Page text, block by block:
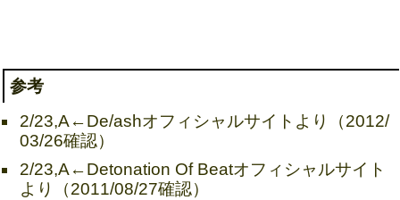
参考
2/23,A←De/ashオフィシャルサイトより（2012/
03/26確認）
2/23,A←Detonation Of Beatオフィシャルサイト
より（2011/08/27確認）